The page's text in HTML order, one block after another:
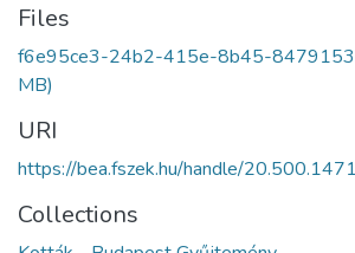
Files
f6e95ce3-24b2-415e-8b45-
MB)
URI
https://bea.fszek.hu/handle/
Collections